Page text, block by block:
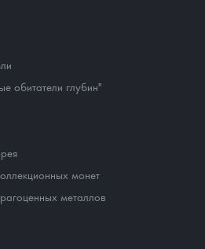
обитатели глубин"
монет
металлов